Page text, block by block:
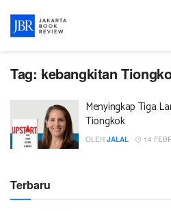
Tag: kebangkitan
Menyingkap Tiga
Tiongkok
OLEH JALAL 14
Terbaru